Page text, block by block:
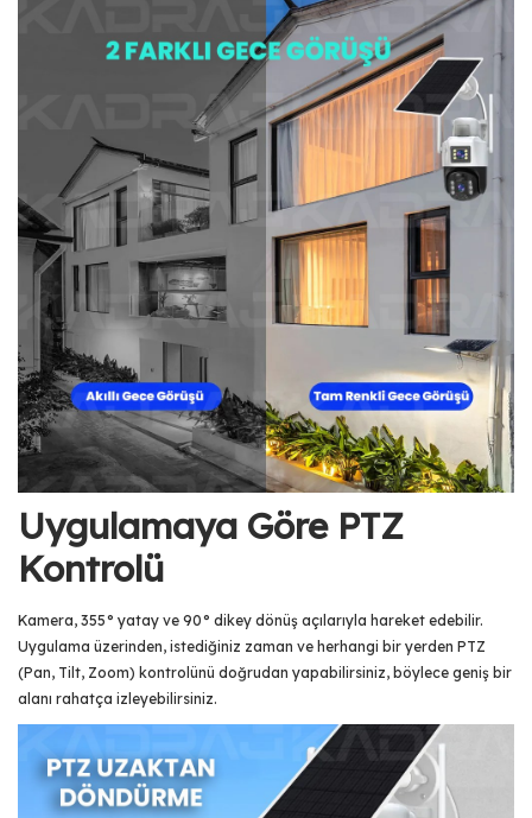
Uygulamaya Göre PTZ
Kontrolü
Kamera, 355° yatay ve 90° dikey dönüş açılarıyla hareket edebilir.
Uygulama üzerinden, istediğiniz zaman ve herhangi bir yerden PTZ
(Pan, Tilt, Zoom) kontrolünü doğrudan yapabilirsiniz, böylece geniş bir
alanı rahatça izleyebilirsiniz.